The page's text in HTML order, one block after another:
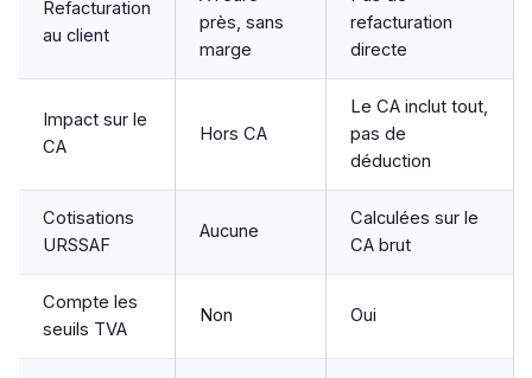
Refacturation
au client
près, sans
marge
refacturation
directe
Impact sur le
CA
Hors CA
Le CA inclut tout,
pas de
déduction
Cotisations
URSSAF
Aucune
Calculées sur le
CA brut
Compte les
seuils TVA
Non Oui